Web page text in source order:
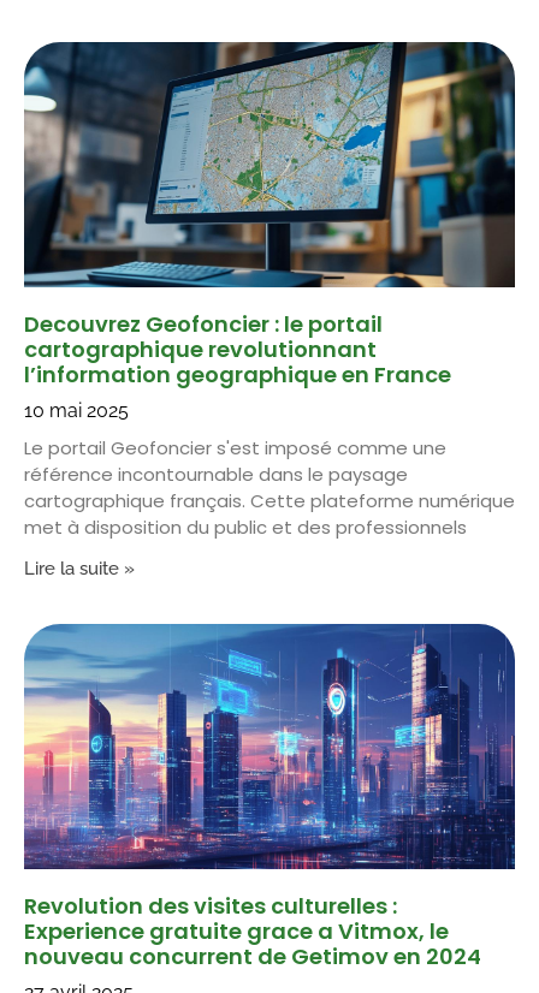
Decouvrez Geofoncier : le portail
cartographique revolutionnant
l’information geographique en France
10 mai 2025
Le portail Geofoncier s'est imposé comme une
référence incontournable dans le paysage
cartographique français. Cette plateforme numérique
met à disposition du public et des professionnels
Lire la suite »
Revolution des visites culturelles :
Experience gratuite grace a Vitmox, le
nouveau concurrent de Getimov en 2024